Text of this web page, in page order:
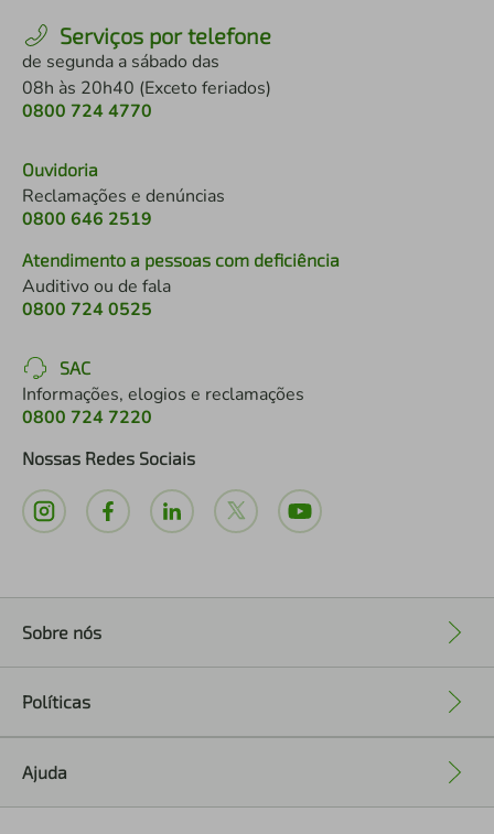
Serviços por telefone
de segunda a sábado das
08h às 20h40 (Exceto feriados)
0800 724 4770
Ouvidoria
Reclamações e denúncias
0800 646 2519
Atendimento a pessoas com deficiência
Auditivo ou de fala
0800 724 0525
SAC
Informações, elogios e reclamações
0800 724 7220
Nossas Redes Sociais
Sobre nós
Políticas
Ajuda